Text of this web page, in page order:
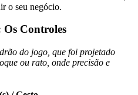
o seu negócio.
Controles
do jogo, que foi projetado
ou rato, onde precisão e